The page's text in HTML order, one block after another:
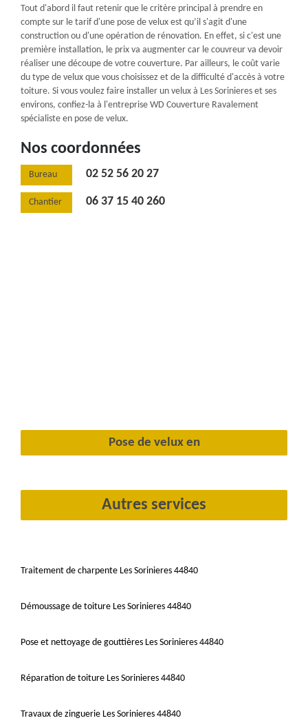
Tout d'abord il faut retenir que le critère principal à prendre en
compte sur le tarif d'une pose de velux est qu’il s'agit d'une
construction ou d'une opération de rénovation. En effet, si c'est une
première installation, le prix va augmenter car le couvreur va devoir
réaliser une découpe de votre couverture. Par ailleurs, le coût varie
du type de velux que vous choisissez et de la difficulté d'accès à votre
toiture. Si vous voulez faire installer un velux à Les Sorinieres et ses
environs, confiez-la à l'entreprise WD Couverture Ravalement
spécialiste en pose de velux.
Nos coordonnées
Bureau 02 52 56 20 27
Chantier 06 37 15 40 260
Pose de velux en
Autres services
Traitement de charpente Les Sorinieres 44840
Démoussage de toiture Les Sorinieres 44840
Pose et nettoyage de gouttières Les Sorinieres 44840
Réparation de toiture Les Sorinieres 44840
Travaux de zinguerie Les Sorinieres 44840